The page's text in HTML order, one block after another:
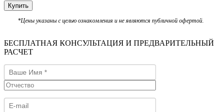
Купить
*Цены указаны с целью ознакомления и не являются публичной офертой.
БЕСПЛАТНАЯ КОНСУЛЬТАЦИЯ И ПРЕДВАРИТЕЛЬНЫЙ
РАСЧЕТ